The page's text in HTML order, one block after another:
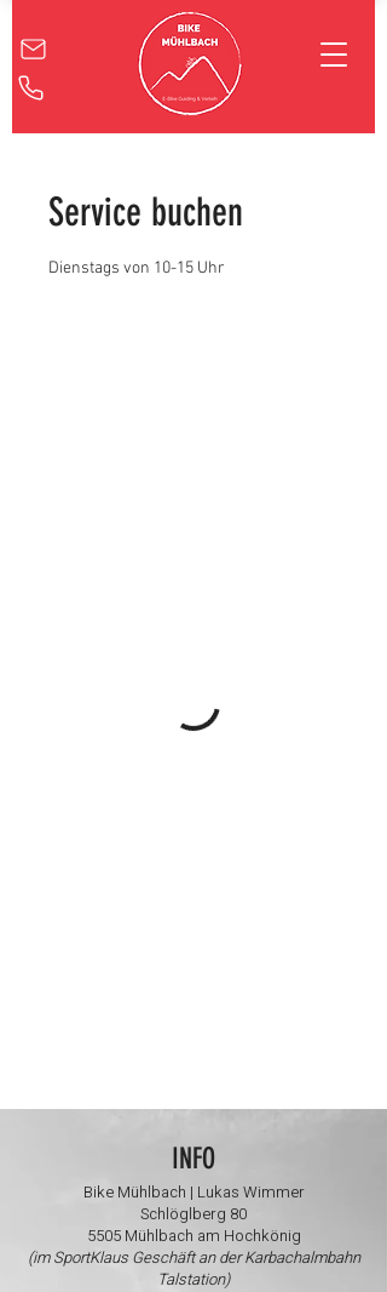
Service buchen
Dienstags von 10-15 Uhr
INFO
Bike Mühlbach | Lukas Wimmer
Schlöglberg 80
5505 Mühlbach am Hochkönig
(im SportKlaus Geschäft an der Karbachalmbahn
Talstation)